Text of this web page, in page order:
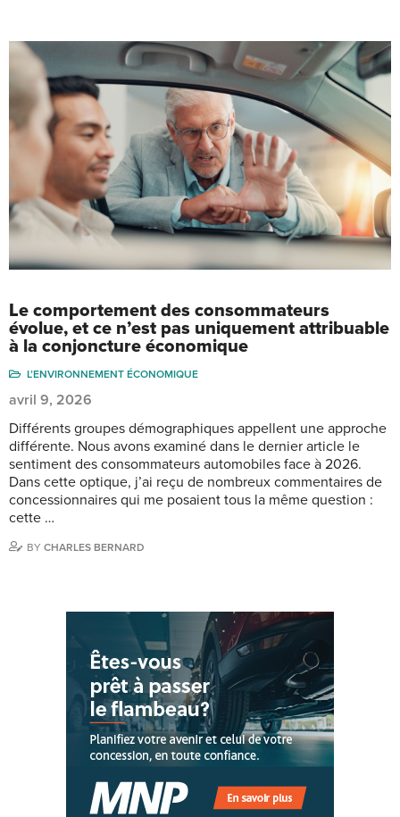
Le comportement des consommateurs
évolue, et ce n’est pas uniquement attribuable
à la conjoncture économique
L’ENVIRONNEMENT ÉCONOMIQUE
avril 9, 2026
Différents groupes démographiques appellent une approche
différente. Nous avons examiné dans le dernier article le
sentiment des consommateurs automobiles face à 2026.
Dans cette optique, j’ai reçu de nombreux commentaires de
concessionnaires qui me posaient tous la même question :
cette …
BY CHARLES BERNARD